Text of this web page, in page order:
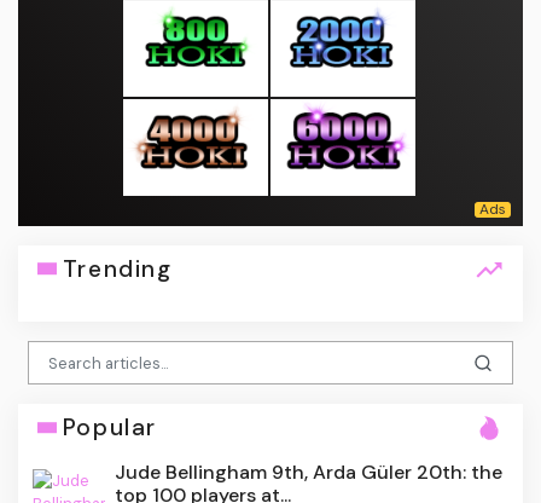
Trending
Popular
Jude Bellingham 9th, Arda Güler 20th: the
top 100 players at...